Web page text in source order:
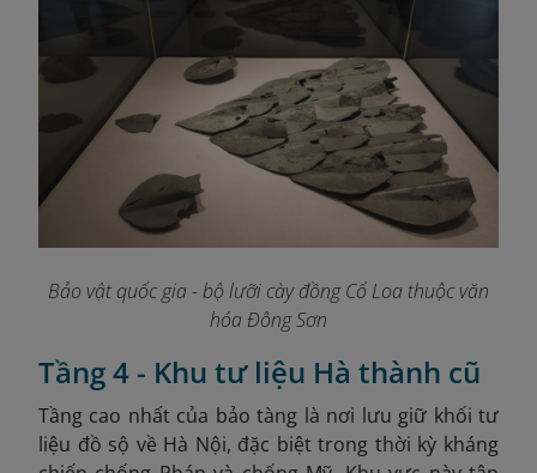
Bảo vật quốc gia - bộ lưỡi cày đồng Cổ Loa thuộc văn
hóa Đông Sơn
Tầng 4 - Khu tư liệu Hà thành cũ
Tầng cao nhất của bảo tàng là nơi lưu giữ khối tư
liệu đồ sộ về Hà Nội, đặc biệt trong thời kỳ kháng